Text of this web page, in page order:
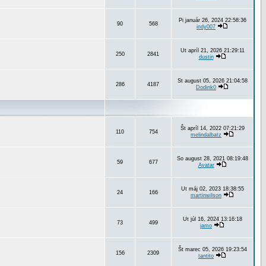
90 568
Pi január 26, 2024 22:58:36
indy007
250 2841
Ut apríl 21, 2026 21:29:11
dustin
286 4187
St august 05, 2026 21:04:58
Dodink0
110 754
Št apríl 14, 2022 07:21:29
melindalbatz
59 677
So august 28, 2021 08:19:48
Avatar
24 166
Ut máj 02, 2023 18:38:55
martinwilson
73 499
Ut júl 16, 2024 13:16:18
jamo
156 2309
Št marec 05, 2026 19:23:54
tantito